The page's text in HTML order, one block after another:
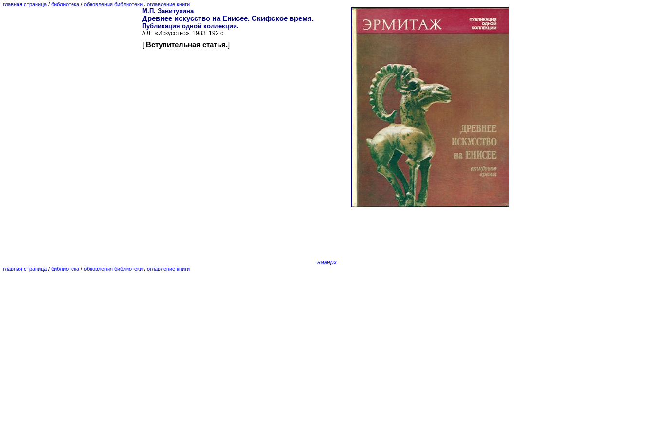
главная страница / библиотека / обновления библиотеки / оглавление книги
М.П. Завитухина
Древнее искусство на Енисее. Скифское время.
Публикация одной коллекции.
// Л.: «Искусство». 1983. 192 с.
[ Вступительная статья.]
наверх
главная страница / библиотека / обновления библиотеки / оглавление книги